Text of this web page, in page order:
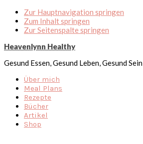
Zur Hauptnavigation springen
Zum Inhalt springen
Zur Seitenspalte springen
Heavenlynn Healthy
Gesund Essen, Gesund Leben, Gesund Sein
Über mich
Meal Plans
Rezepte
Bücher
Artikel
Shop